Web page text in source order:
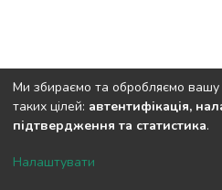
DSpace software
Ми збираємо та обробляємо вашу
таких цілей: автентифікація,
підтвердження та статистика.
Налаштувати